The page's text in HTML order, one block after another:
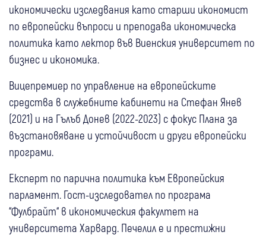
икономически изследвания като старши икономист
по европейски въпроси и преподава икономическа
политика като лектор във Виенския университет по
бизнес и икономика.
Вицепремиер по управление на европейските
средства в служебните кабинети на Стефан Янев
(2021) и на Гълъб Донев (2022-2023) с фокус Плана за
възстановяване и устойчивост и други европейски
програми.
Експерт по парична политика към Европейския
парламент. Гост-изследовател по програма
“Фулбрайт“ в икономическия факултет на
университета Харвард. Печелил е и престижни